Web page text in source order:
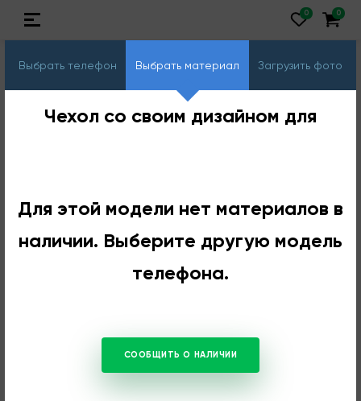
Выбрать телефон Выбрать материал Загрузить фото
Чехол со своим дизайном для
Для этой модели нет материалов в
наличии. Выберите другую модель
телефона.
СООБЩИТЬ О НАЛИЧИИ